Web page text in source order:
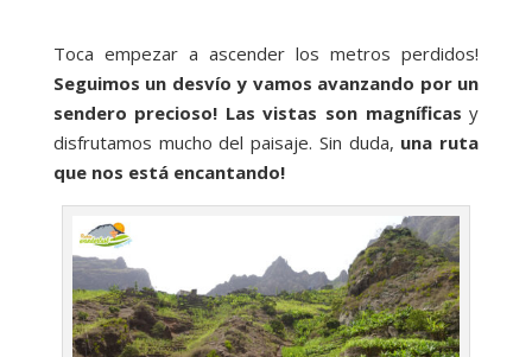
Toca empezar a ascender los metros perdidos!
Seguimos un desvío y vamos avanzando por un
sendero precioso! Las vistas son magníficas y
disfrutamos mucho del paisaje. Sin duda, una ruta
que nos está encantando!